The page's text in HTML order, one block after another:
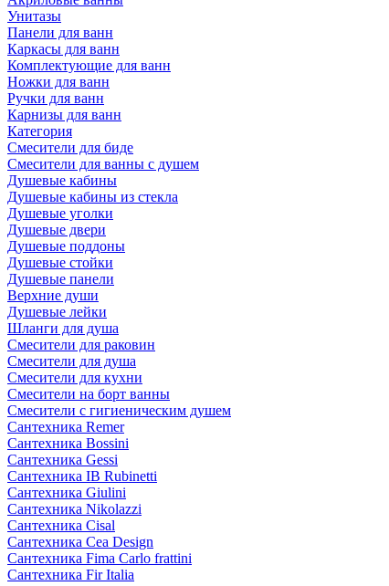
Унитазы
Панели для ванн
Каркасы для ванн
Комплектующие для ванн
Ножки для ванн
Ручки для ванн
Карнизы для ванн
Категория
Смесители для биде
Смесители для ванны с душем
Душевые кабины
Душевые кабины из стекла
Душевые уголки
Душевые двери
Душевые поддоны
Душевые стойки
Душевые панели
Верхние души
Душевые лейки
Шланги для душа
Смесители для раковин
Смесители для душа
Смесители для кухни
Смесители на борт ванны
Смесители с гигиеническим душем
Сантехника Remer
Сантехника Bossini
Сантехника Gessi
Сантехника IB Rubinetti
Сантехника Giulini
Сантехника Nikolazzi
Сантехника Cisal
Сантехника Cea Design
Сантехника Fima Carlo frattini
Сантехника Fir Italia